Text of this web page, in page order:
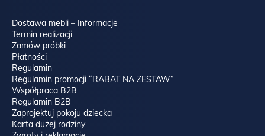
Dostawa mebli – Informacje
Termin realizacji
Zamów próbki
Płatności
Regulamin
Regulamin promocji “RABAT NA ZESTAW”
Współpraca B2B
Regulamin B2B
Zaprojektuj pokoju dziecka
Karta dużej rodziny